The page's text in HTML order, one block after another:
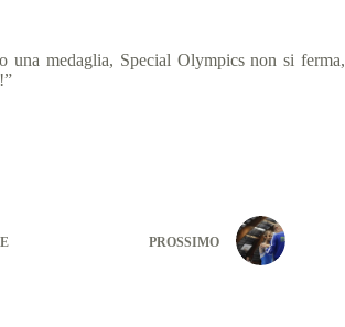
una medaglia, Special Olympics non si ferma,
PROSSIMO